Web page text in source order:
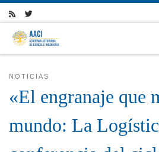
Skip to content
NOTICIAS
«El engranaje que
mundo: La